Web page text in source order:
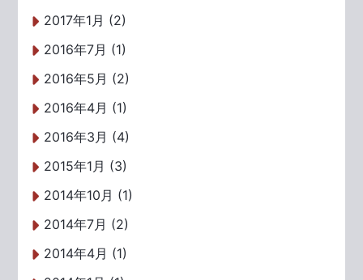
2017年1月 (2)
2016年7月 (1)
2016年5月 (2)
2016年4月 (1)
2016年3月 (4)
2015年1月 (3)
2014年10月 (1)
2014年7月 (2)
2014年4月 (1)